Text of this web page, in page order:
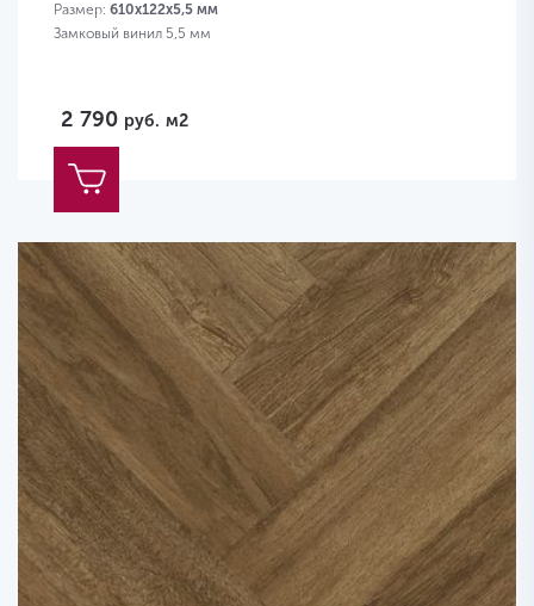
Размер: 610х122х5,5 мм
Замковый винил 5,5 мм
2 790 руб. м2